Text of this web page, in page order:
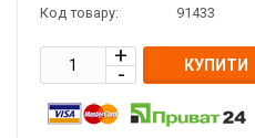
Код товару:
91433
КУПИТИ